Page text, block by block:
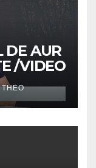
DE AUR
/VIDEO